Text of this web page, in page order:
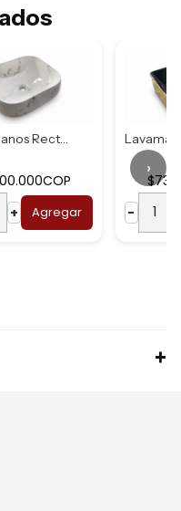
+ Agregar
−
›